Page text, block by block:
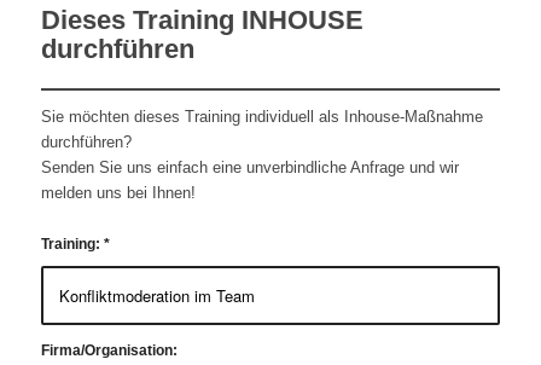
Dieses Training INHOUSE
durchführen
Sie möchten dieses Training individuell als Inhouse-Maßnahme
durchführen?
Senden Sie uns einfach eine unverbindliche Anfrage und wir
melden uns bei Ihnen!
Training: *
Firma/Organisation: